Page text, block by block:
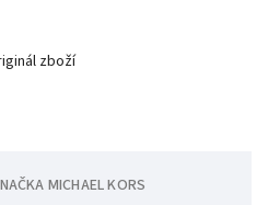
zboží
MICHAEL KORS